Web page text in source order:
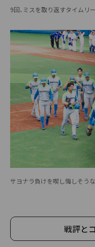
9回、ミスを取り返すタイムリ
サヨナラ負けを喫し悔しそう
戦評と